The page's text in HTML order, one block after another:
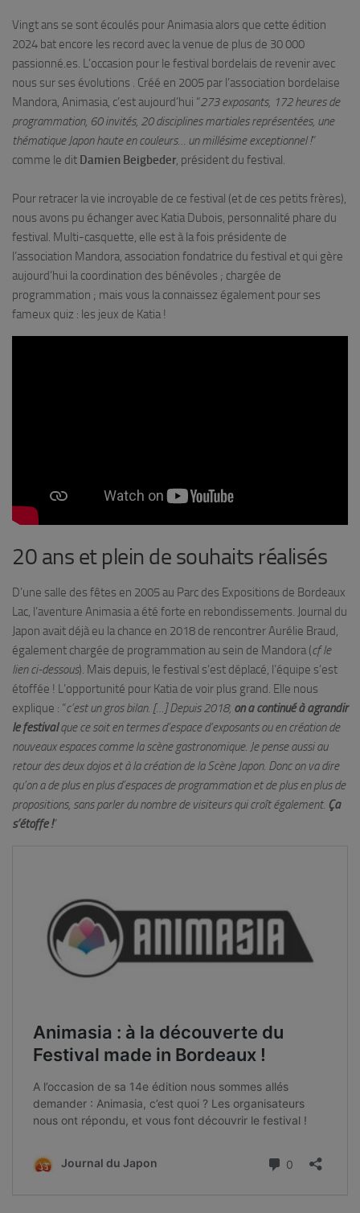
Vingt ans se sont écoulés pour Animasia alors que cette édition
2024 bat encore les record avec la venue de plus de 30 000
passionné.es. L’occasion pour le festival bordelais de revenir avec
nous sur ses évolutions . Créé en 2005 par l’association bordelaise
Mandora, Animasia, c’est aujourd’hui “273 exposants, 172 heures de
programmation, 60 invités, 20 disciplines martiales représentées, une
thématique Japon haute en couleurs… un millésime exceptionnel !”
comme le dit Damien Beigbeder, président du festival.
Pour retracer la vie incroyable de ce festival (et de ces petits frères),
nous avons pu échanger avec Katia Dubois, personnalité phare du
festival. Multi-casquette, elle est à la fois présidente de
l’association Mandora, association fondatrice du festival et qui gère
aujourd’hui la coordination des bénévoles ; chargée de
programmation ; mais vous la connaissez également pour ses
fameux quiz : les jeux de Katia !
20 ans et plein de souhaits réalisés
D’une salle des fêtes en 2005 au Parc des Expositions de Bordeaux
Lac, l’aventure Animasia a été forte en rebondissements. Journal du
Japon avait déjà eu la chance en 2018 de rencontrer Aurélie Braud,
également chargée de programmation au sein de Mandora (cf le
lien ci-dessous). Mais depuis, le festival s’est déplacé, l’équipe s’est
étoffée ! L’opportunité pour Katia de voir plus grand. Elle nous
explique : “c’est un gros bilan. […] Depuis 2018, on a continué à agrandir
le festivalque ce soit en termes d’espace d’exposants ou en création de
nouveaux espaces comme la scène gastronomique. Je pense aussi au
retour des deux dojos et à la création de la Scène Japon. Donc on va dire
qu’on a de plus en plus d’espaces de programmation et de plus en plus de
propositions, sans parler du nombre de visiteurs qui croît également. Ça
s’étoffe !”